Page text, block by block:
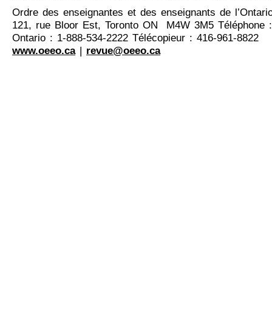
Ordre des enseignantes et des enseignants de
121, rue Bloor Est, Toronto ON M4W 3M5 Téléphone
Ontario : 1-888-534-2222 Télécopieur : 416-961-8822
www.oeeo.ca| revue@oeeo.ca